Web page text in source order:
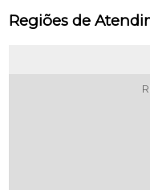
Regiões de